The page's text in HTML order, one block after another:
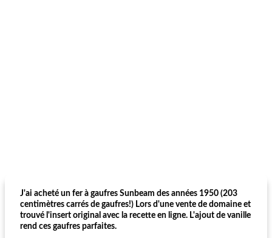
J'ai acheté un fer à gaufres Sunbeam des années 1950 (203
centimètres carrés de gaufres!) Lors d'une vente de domaine et
trouvé l'insert original avec la recette en ligne. L'ajout de vanille
rend ces gaufres parfaites.